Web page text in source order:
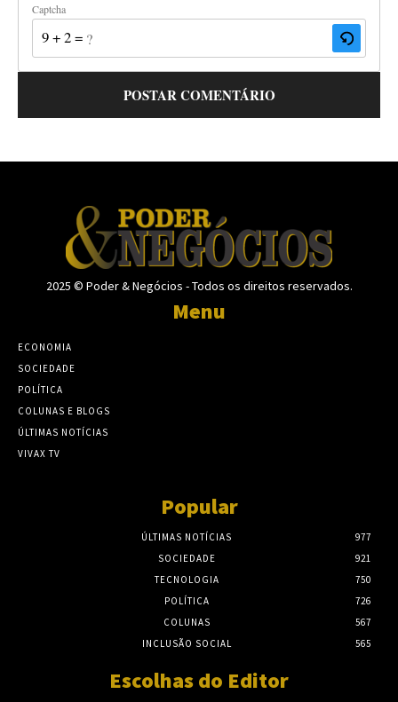
Captcha
9 + 2 = ?
2025 © Poder & Negócios - Todos os direitos reservados.
Menu
ECONOMIA
SOCIEDADE
POLÍTICA
COLUNAS E BLOGS
ÚLTIMAS NOTÍCIAS
VIVAX TV
Popular
ÚLTIMAS NOTÍCIAS
977
SOCIEDADE
921
TECNOLOGIA
750
POLÍTICA
726
COLUNAS
567
INCLUSÃO SOCIAL
565
Escolhas do Editor